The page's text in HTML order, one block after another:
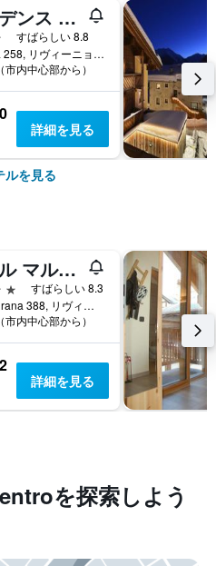
レジデンス ネベガル バイ オリジナル ガリ
すばらしい 8.8
Via Olta 258, リヴィーニョ, ソンドリオ県, イタリア
市内中心部から）
詳細を見る
ルを見る
ホテル マルツィア
すばらしい 8.3
Via Pedrana 388, リヴィーニョ, ソンドリオ県, イタリア
市内中心部から）
詳細を見る
を探索しよう